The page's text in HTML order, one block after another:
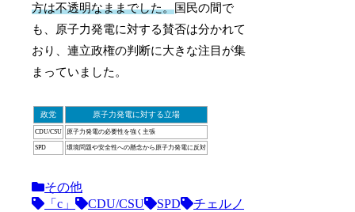
方は不透明なままでした。国民の間で
も、原子力発電に対する賛否は分かれて
おり、連立政権の判断に大きな注目が集
まっていました。
政党 原子力発電に対する立場
CDU/CSU 原子力発電の必要性を強く主張
SPD 環境問題や安全性への懸念から原子力発電に反対
その他
「c」
CDU/CSU SPD
チェルノ